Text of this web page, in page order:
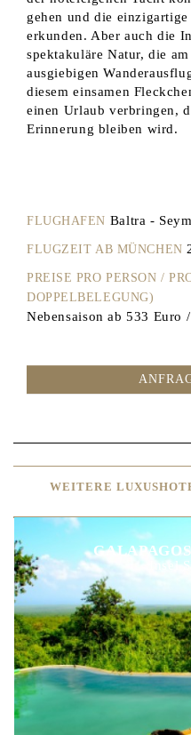
gehen und die
erkunden. Aber auch die
spektakuläre Natur, die
ausgiebigen
diesem einsamen
einen Urlaub verbringen,
Erinnerung bleiben wird.
FLUGHAFEN Baltra -
FLUGZEIT AB MÜNCHEN
PREISE PRO PERSON /
DOPPELBELEGUNG)
Nebensaison ab 533 Euro
WEITERE
Insel